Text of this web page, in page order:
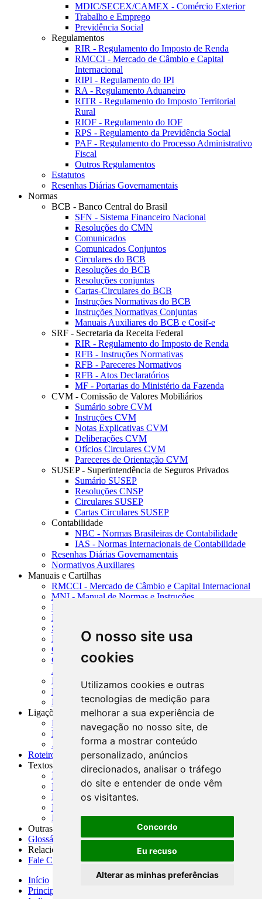
O nosso site usa
cookies
Utilizamos cookies e outras
tecnologias de medição para
melhorar a sua experiência de
navegação no nosso site, de
forma a mostrar conteúdo
personalizado, anúncios
direcionados, analisar o tráfego
do site e entender de onde vêm
os visitantes.
Concordo
Eu recuso
Alterar as minhas preferências
MDIC/SECEX/CAMEX - Comércio Exterior
Trabalho e Emprego
Previdência Social
Regulamentos
RIR - Regulamento do Imposto de Renda
RMCCI - Mercado de Câmbio e Capital
Internacional
RIPI - Regulamento do IPI
RA - Regulamento Aduaneiro
RITR - Regulamento do Imposto Territorial
Rural
RIOF - Regulamento do IOF
RPS - Regulamento da Previdência Social
PAF - Regulamento do Processo Administrativo
Fiscal
Outros Regulamentos
Estatutos
Resenhas Diárias Governamentais
Normas
BCB - Banco Central do Brasil
SFN - Sistema Financeiro Nacional
Resoluções do CMN
Comunicados
Comunicados Conjuntos
Circulares do BCB
Resoluções do BCB
Resoluções conjuntas
Cartas-Circulares do BCB
Instruções Normativas do BCB
Instruções Normativas Conjuntas
Manuais Auxiliares do BCB e Cosif-e
SRF - Secretaria da Receita Federal
RIR - Regulamento do Imposto de Renda
RFB - Instruções Normativas
RFB - Pareceres Normativos
RFB - Atos Declaratórios
MF - Portarias do Ministério da Fazenda
CVM - Comissão de Valores Mobiliários
Sumário sobre CVM
Instruções CVM
Notas Explicativas CVM
Deliberações CVM
Ofícios Circulares CVM
Pareceres de Orientação CVM
SUSEP - Superintendência de Seguros Privados
Sumário SUSEP
Resoluções CNSP
Circulares SUSEP
Cartas Circulares SUSEP
Contabilidade
NBC - Normas Brasileiras de Contabilidade
IAS - Normas Internacionais de Contabilidade
Resenhas Diárias Governamentais
Normativos Auxiliares
Manuais e Cartilhas
RMCCI - Mercado de Câmbio e Capital Internacional
MNI - Manual de Normas e Instruções
MTVM - Manual de Títulos e Valores Mobiliários
MCR - Manual de Crédito Rural
SISORF - Manual de Organização do SFN
MASUP - Manual de Supervisão Bancária
CADOC - Catálogo de Documentos
CNAE-CONCLA - Classificação Nacional de
Atividades Econômicas
PMF - Cartilhas do BCB
Manuais Auxiliares do BCB e Cosif-e
Resenhas Diárias Governamentais
Ligações Externas
Links Úteis
Presidência da República
Agências Nacionais Reguladoras
Roteiros para Estudos
Textos
Índice de Textos
Editorial
Monografias
Na Imprensa
Fórum de Discussão
Outras ferramentas
Glossário
Relacionamento
Fale Conosco
Início
Principais notícias